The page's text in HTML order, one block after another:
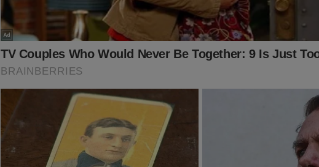
comerciais. Para fortelecer a nossa batalha, considere se tornar um
o direito de assistir o primeiro
PODCASTconservador do Brasil e ter
conteúdo da Revista A Verdade, onde os "assuntos proibidos" no Brasil
assinar, clique no link:https://assinante.jornaldacidadeonline.com.br/
momento uma promoção imperdível está disponível exclusivamente para
São
TRÊS livros (sobre o STF, Lula e as eleições 2022) por apenas R$
link abaixo:
https://realiser.com.br/